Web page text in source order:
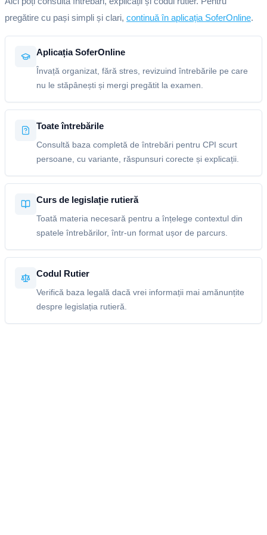
pregătire cu pași simpli și clari, continuă în aplicația SoferOnline.
Aplicația SoferOnline
Învață organizat, fără stres, revizuind întrebările pe care
nu le stăpânești și mergi pregătit la examen.
Toate întrebările
Consultă baza completă de întrebări pentru CPI scurt
persoane, cu variante, răspunsuri corecte și explicații.
Curs de legislație rutieră
Toată materia necesară pentru a înțelege contextul din
spatele întrebărilor, într-un format ușor de parcurs.
Codul Rutier
Verifică baza legală dacă vrei informații mai amănunțite
despre legislația rutieră.